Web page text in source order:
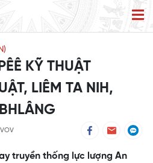
KỸ THUẬT
LIÊM TA NIH,
VOV
truyền thống lực lượng An